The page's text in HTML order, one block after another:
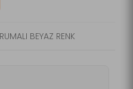
BEYAZ RENK